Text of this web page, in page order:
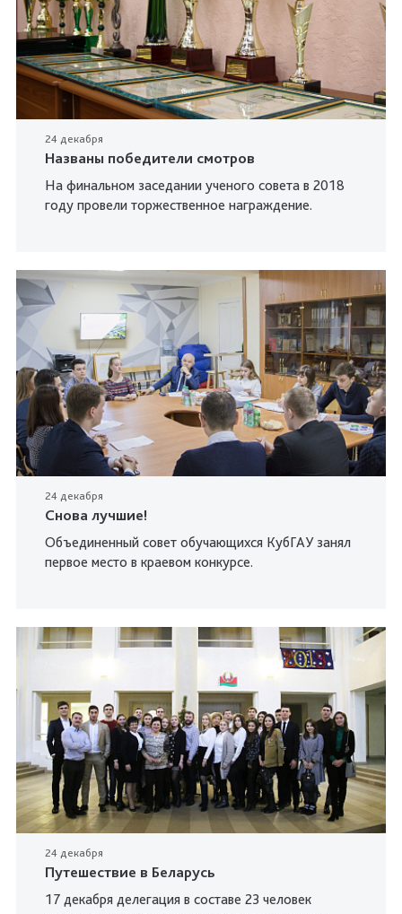
24 декабря
Названы победители смотров
На финальном заседании ученого совета в 2018
году провели торжественное награждение.
24 декабря
Снова лучшие!
Объединенный совет обучающихся КубГАУ занял
первое место в краевом конкурсе.
24 декабря
Путешествие в Беларусь
17 декабря делегация в составе 23 человек